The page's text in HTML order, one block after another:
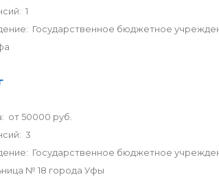
1
Государственное бюджетное
от 50000 руб.
3
Государственное бюджетное
№ 18 города Уфы